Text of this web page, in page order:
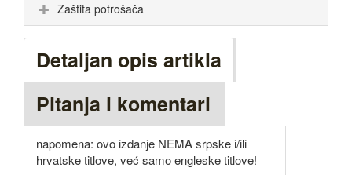
Zaštita potrošača
Detaljan opis artikla
Pitanja i komentari
napomena: ovo izdanje NEMA srpske i/ili
hrvatske titlove, već samo engleske titlove!